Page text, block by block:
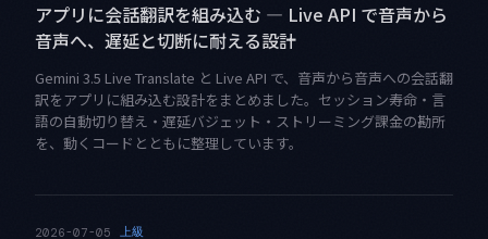
アプリに会話翻訳を組み込む — Live API で音声から
音声へ、遅延と切断に耐える設計
Gemini 3.5 Live Translate と Live API で、音声から音声への会話翻
訳をアプリに組み込む設計をまとめました。セッション寿命・言
語の自動切り替え・遅延バジェット・ストリーミング課金の勘所
を、動くコードとともに整理しています。
2026-07-05 上級